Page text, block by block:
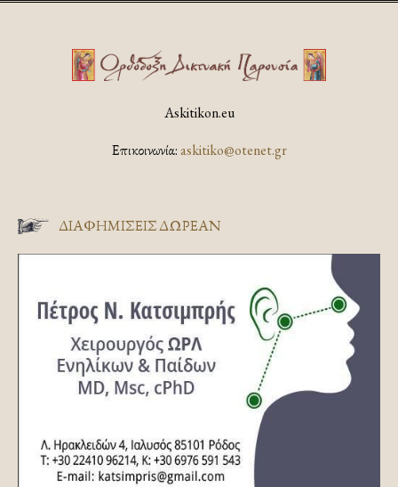
Askitikon.eu
Επικοινωνία:askitiko@otenet.gr
ΔΙΑΦΗΜΊΣΕΙΣ ΔΩΡΕΆΝ